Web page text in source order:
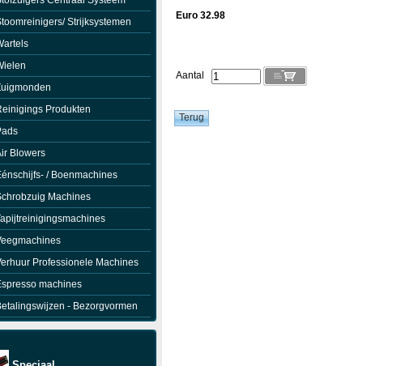
Strijksystemen
Produkten
Blowers
/ Boenmachines
Machines
Professionele Machines
machines
- Bezorgvormen
Euro 32.98
Aantal